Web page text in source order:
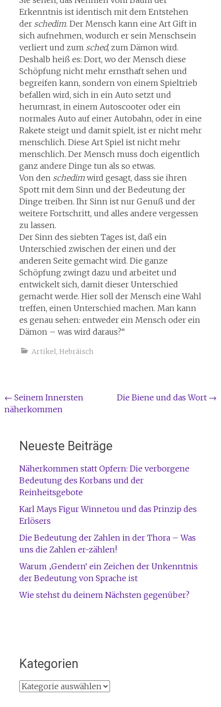
Erkenntnis ist identisch mit dem Entstehen
der schedim. Der Mensch kann eine Art Gift in
sich aufnehmen, wodurch er sein Menschsein
verliert und zum sched, zum Dämon wird.
Deshalb heiß es: Dort, wo der Mensch diese
Schöpfung nicht mehr ernsthaft sehen und
begreifen kann, sondern von einem Spieltrieb
befallen wird, sich in ein Auto setzt und
herumrast, in einem Autoscooter oder ein
normales Auto auf einer Autobahn, oder in eine
Rakete steigt und damit spielt, ist er nicht mehr
menschlich. Diese Art Spiel ist nicht mehr
menschlich. Der Mensch muss doch eigentlich
ganz andere Dinge tun als so etwas.
Von den schedimwird gesagt, dass sie ihren
Spott mit dem Sinn und der Bedeutung der
Dinge treiben. Ihr Sinn ist nur Genuß und der
weitere Fortschritt, und alles andere vergessen
zu lassen.
Der Sinn des siebten Tages ist, daß ein
Unterschied zwischen der einen und der
anderen Seite gemacht wird. Die ganze
Schöpfung zwingt dazu und arbeitet und
entwickelt sich, damit dieser Unterschied
gemacht werde. Hier soll der Mensch eine Wahl
treffen, einen Unterschied machen. Man kann
es genau sehen: entweder ein Mensch oder ein
Dämon – was wird daraus?“
Artikel, Hebräisch
Beitragsnavigation
← Seinem Innersten
näherkommen
Die Biene und das Wort →
Neueste Beiträge
Näherkommen statt Opfern: Die verborgene
Bedeutung des Korbans und der
Reinheitsgebote
Karl Mays Figur Winnetou und das Prinzip des
Erlösers
Die Bedeutung der Zahlen in der Thora – Was
uns die Zahlen er-zählen!
Warum ‚Gendern‘ ein Zeichen der Unkenntnis
der Bedeutung von Sprache ist
Wie stehst du deinem Nächsten gegenüber?
Kategorien
Kategorien